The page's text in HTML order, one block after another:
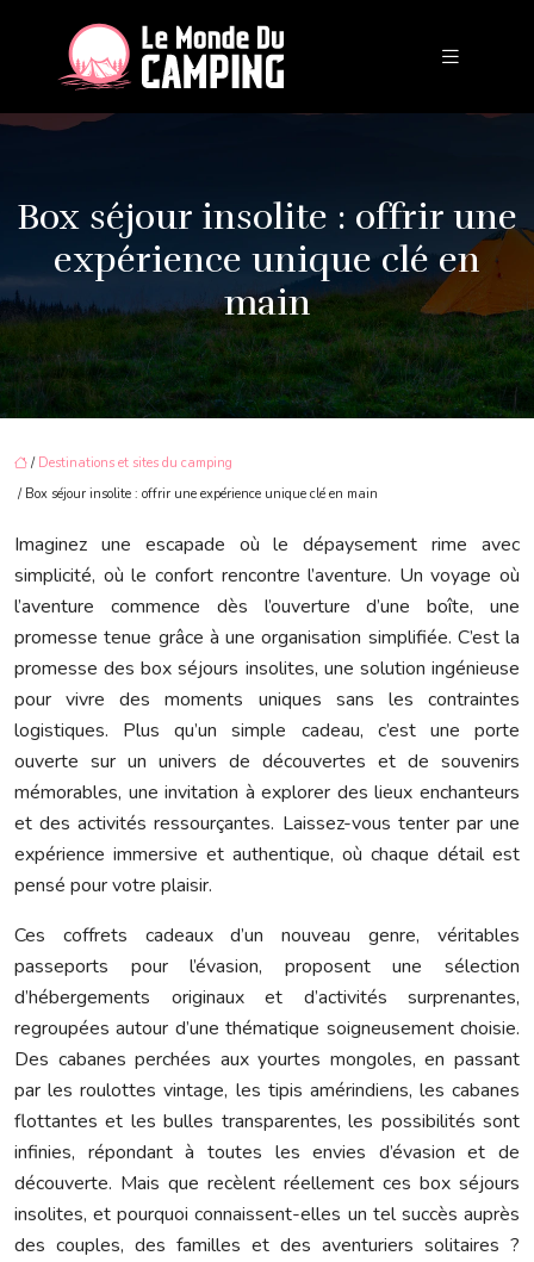
Box séjour insolite : offrir une
expérience unique clé en
main
/ Destinations et sites du camping
/ Box séjour insolite : offrir une expérience unique clé en main
Imaginez une escapade où le dépaysement rime avec
simplicité, où le confort rencontre l’aventure. Un voyage où
l’aventure commence dès l’ouverture d’une boîte, une
promesse tenue grâce à une organisation simplifiée. C’est la
promesse des box séjours insolites, une solution ingénieuse
pour vivre des moments uniques sans les contraintes
logistiques. Plus qu’un simple cadeau, c’est une porte
ouverte sur un univers de découvertes et de souvenirs
mémorables, une invitation à explorer des lieux enchanteurs
et des activités ressourçantes. Laissez-vous tenter par une
expérience immersive et authentique, où chaque détail est
pensé pour votre plaisir.
Ces coffrets cadeaux d’un nouveau genre, véritables
passeports pour l’évasion, proposent une sélection
d’hébergements originaux et d’activités surprenantes,
regroupées autour d’une thématique soigneusement choisie.
Des cabanes perchées aux yourtes mongoles, en passant
par les roulottes vintage, les tipis amérindiens, les cabanes
flottantes et les bulles transparentes, les possibilités sont
infinies, répondant à toutes les envies d’évasion et de
découverte. Mais que recèlent réellement ces box séjours
insolites, et pourquoi connaissent-elles un tel succès auprès
des couples, des familles et des aventuriers solitaires ?